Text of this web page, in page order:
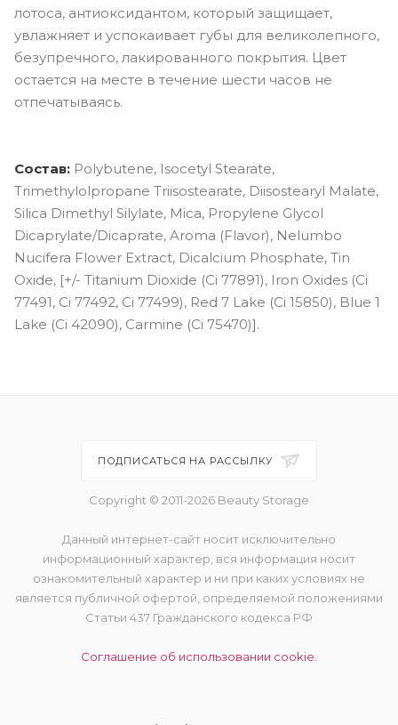
лотоса, антиоксидантом, который защищает,
увлажняет и успокаивает губы для великолепного,
безупречного, лакированного покрытия. Цвет
остается на месте в течение шести часов не
отпечатываясь.
Состав: Polybutene, Isocetyl Stearate,
Trimethylolpropane Triisostearate, Diisostearyl Malate,
Silica Dimethyl Silylate, Mica, Propylene Glycol
Dicaprylate/Dicaprate, Aroma (Flavor), Nelumbo
Nucifera Flower Extract, Dicalcium Phosphate, Tin
Oxide, [+/- Titanium Dioxide (Ci 77891), Iron Oxides (Ci
77491, Ci 77492, Ci 77499), Red 7 Lake (Ci 15850), Blue 1
Lake (Ci 42090), Carmine (Ci 75470)].
ПОДПИСАТЬСЯ НА РАССЫЛКУ
Copyright © 2011-2026 Beauty Storage
Данный интернет-сайт носит исключительно
информационный характер, вся информация носит
ознакомительный характер и ни при каких условиях не
является публичной офертой, определяемой положениями
Статьи 437 Гражданского кодекса РФ
Соглашение об использовании cookie.